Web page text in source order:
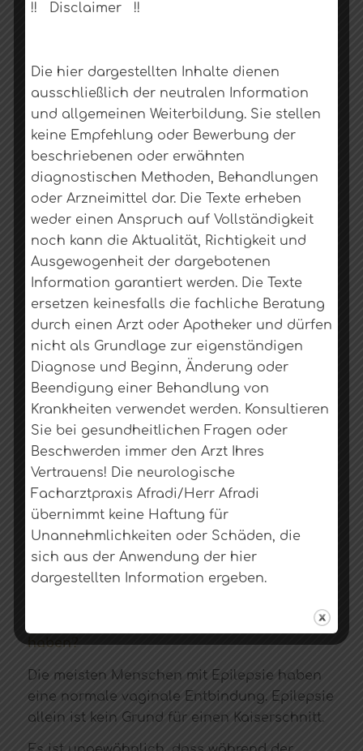
– Brechen Sie Ihr Arzneimittel nicht ab
oder ändern Sie es nicht, ohne mit Ihrem
Arzt zu sprechen. Sie könnten befürchten,
dass Ihr Antiepileptikum Ihrem Baby
schadet. Fragen Sie hierzu unbedingt
Ihren Arzt. Es besteht die Möglichkeit,
dass bestimmte Medikamente schaden,
aber ein Anfall kann auch Ihrem Baby
schaden.
Informieren Sie Ihren Arzt, wenn Sie kurz
nach der Einnahme Ihrer Antiepileptika
erbrechen, insbesondere in der
Frühschwangerschaft.
Informieren Sie Ihren Arzt, wenn Sie neue
verschreibungspflichtige oder nicht
verschreibungspflichtige Arzneimittel
Ausreichend schlafen– Zu wenig Schlaf
erhöht die Wahrscheinlichkeit, einen
Anfall zu bekommen. Wenn möglich,
lassen Sie Ihren Partner und Ihre Familie
nachts auf Ihre Kinder aufpassen, damit
Sie regelmäßig schlafen können.
Kann ich eine normale vaginale Entbindung
haben?
Die meisten Menschen mit Epilepsie haben
eine normale vaginale Entbindung. Epilepsie
allein ist kein Grund für einen Kaiserschnitt.
!! Disclaimer !!
Die hier dargestellten Inhalte dienen
ausschließlich der neutralen Information
und allgemeinen Weiterbildung. Sie stellen
keine Empfehlung oder Bewerbung der
beschriebenen oder erwähnten
diagnostischen Methoden, Behandlungen
oder Arzneimittel dar. Die Texte erheben
weder einen Anspruch auf Vollständigkeit
noch kann die Aktualität, Richtigkeit und
Ausgewogenheit der dargebotenen
Information garantiert werden. Die Texte
ersetzen keinesfalls die fachliche Beratung
durch einen Arzt oder Apotheker und dürfen
nicht als Grundlage zur eigenständigen
Diagnose und Beginn, Änderung oder
Beendigung einer Behandlung von
Krankheiten verwendet werden. Konsultieren
Sie bei gesundheitlichen Fragen oder
Beschwerden immer den Arzt Ihres
Vertrauens! Die neurologische
Facharztpraxis Afradi/Herr Afradi
übernimmt keine Haftung für
Unannehmlichkeiten oder Schäden, die
sich aus der Anwendung der hier
dargestellten Information ergeben.